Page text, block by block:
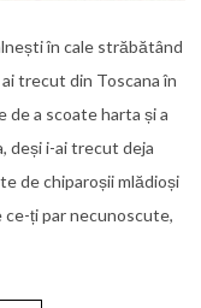
în cale străbătând
trecut din Toscana în
de a scoate harta și a
deși i-ai trecut deja
de chiparoșii mlădioși
ce-ți par necunoscute,